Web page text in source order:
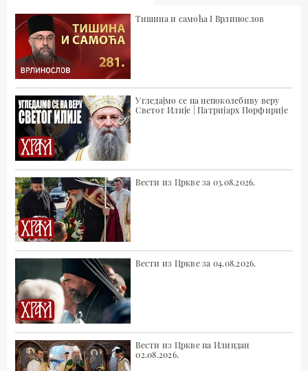
Тишина и самоћа I Врлинослов
Угледајмо се на непоколебиву веру
Светог Илије | Патријарх Порфирије
Вести из Цркве за 03.08.2026.
Вести из Цркве за 04.08.2026.
Вести из Цркве на Илиндан
02.08.2026.